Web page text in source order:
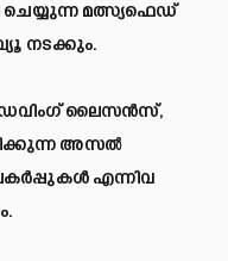
ചെയ്യുന്ന മത്സ്യഫെഡ്
നടക്കും.
ലൈസൻസ്,
അസൽ
പകർപ്പുകൾ എന്നിവ